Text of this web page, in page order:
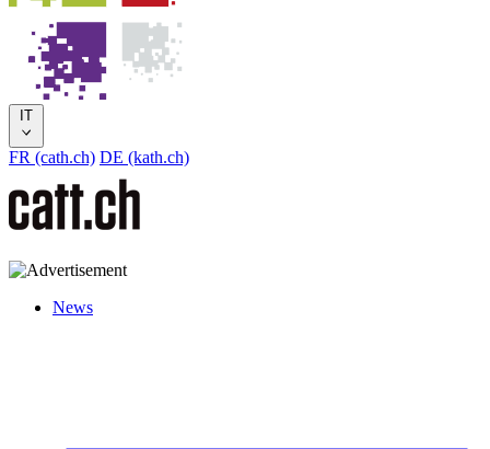
IT
FR (cath.ch) DE (kath.ch)
News